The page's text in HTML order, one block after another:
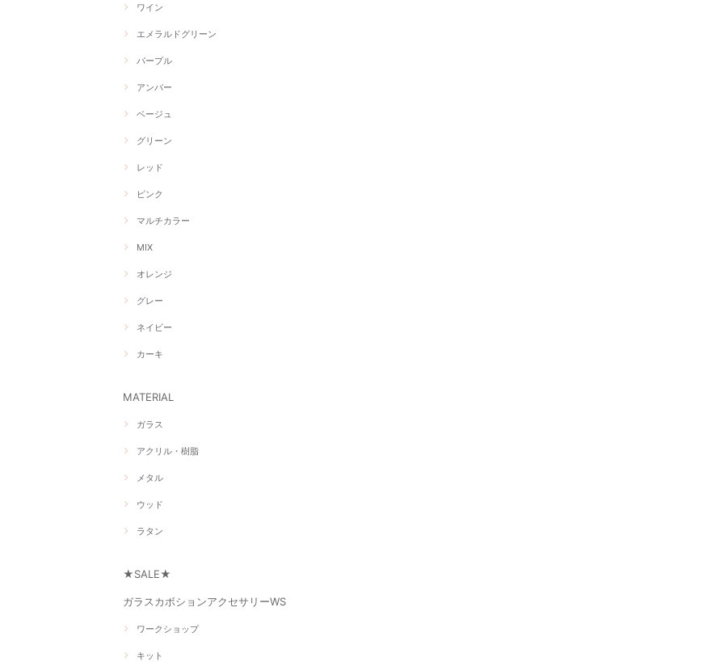
ワイン
エメラルドグリーン
パープル
アンバー
ベージュ
グリーン
レッド
ピンク
マルチカラー
MIX
オレンジ
グレー
ネイビー
カーキ
MATERIAL
ガラス
アクリル・樹脂
メタル
ウッド
ラタン
★SALE★
ガラスカボションアクセサリーWS
ワークショップ
キット